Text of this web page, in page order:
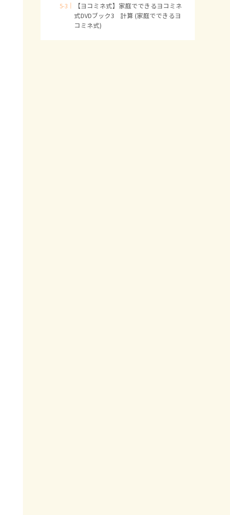
【ヨコミネ式】家庭でできるヨコミネ
式DVDブック3 計算 (家庭でできるヨ
コミネ式)